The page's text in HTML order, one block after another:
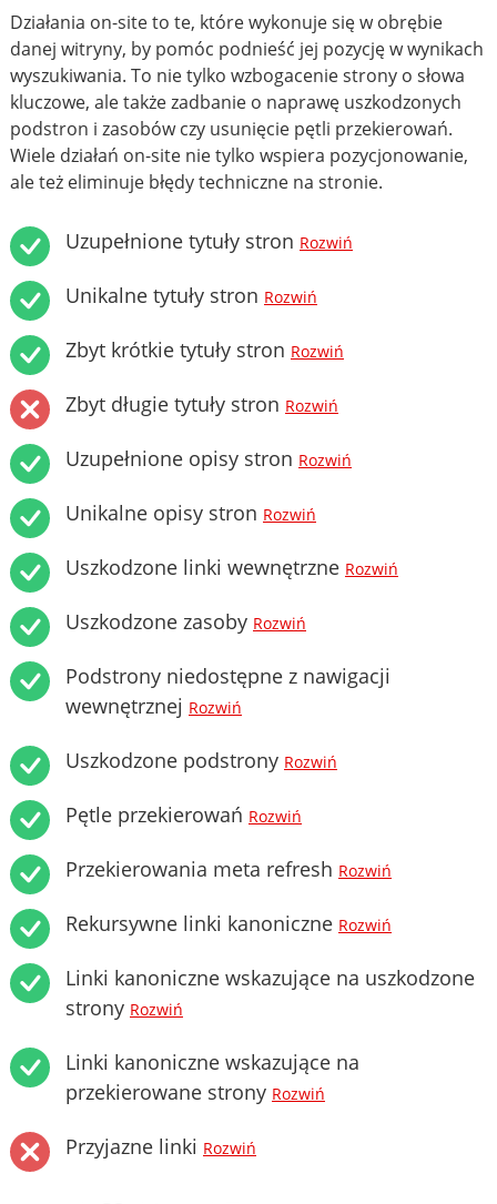
Działania on-site to te, które wykonuje się w obrębie
danej witryny, by pomóc podnieść jej pozycję w wynikach
wyszukiwania. To nie tylko wzbogacenie strony o słowa
kluczowe, ale także zadbanie o naprawę uszkodzonych
podstron i zasobów czy usunięcie pętli przekierowań.
Wiele działań on-site nie tylko wspiera pozycjonowanie,
ale też eliminuje błędy techniczne na stronie.
Uzupełnione tytuły stron Rozwiń
Unikalne tytuły stron Rozwiń
Zbyt krótkie tytuły stron Rozwiń
Zbyt długie tytuły stron Rozwiń
Uzupełnione opisy stron Rozwiń
Unikalne opisy stron Rozwiń
Uszkodzone linki wewnętrzne Rozwiń
Uszkodzone zasoby Rozwiń
Podstrony niedostępne z nawigacji
wewnętrznej Rozwiń
Uszkodzone podstrony Rozwiń
Pętle przekierowań Rozwiń
Przekierowania meta refresh Rozwiń
Rekursywne linki kanoniczne Rozwiń
Linki kanoniczne wskazujące na uszkodzone
strony Rozwiń
Linki kanoniczne wskazujące na
przekierowane strony Rozwiń
Przyjazne linki Rozwiń